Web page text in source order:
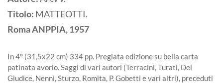
Titolo: MATTEOTTI.
RomaANPPIA,1957
In 4° (31,5x22 cm) 334 pp. Pregiata edizione su bella carta
patinata avorio. Saggi di vari autori (Terracini, Turati, Del
Giudice, Nenni, Sturzo, Romita, P. Gobetti e vari altri), preceduti